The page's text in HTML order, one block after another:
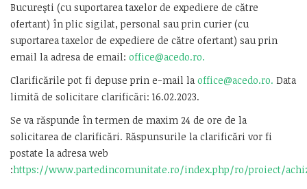
Bucureşti (cu suportarea taxelor de expediere de către
ofertant) în plic sigilat, personal sau prin curier (cu
suportarea taxelor de expediere de către ofertant) sau prin
email la adresa de email: office@acedo.ro.
Clarificările pot fi depuse prin e-mail la office@acedo.ro. Data
limită de solicitare clarificări: 16.02.2023.
Se va răspunde în termen de maxim 24 de ore de la
solicitarea de clarificări. Răspunsurile la clarificări vor fi
postate la adresa web
:https://www.partedincomunitate.ro/index.php/ro/proiect/